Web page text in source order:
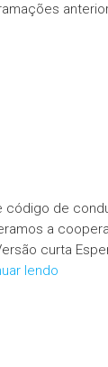
de
a
curta
lendo